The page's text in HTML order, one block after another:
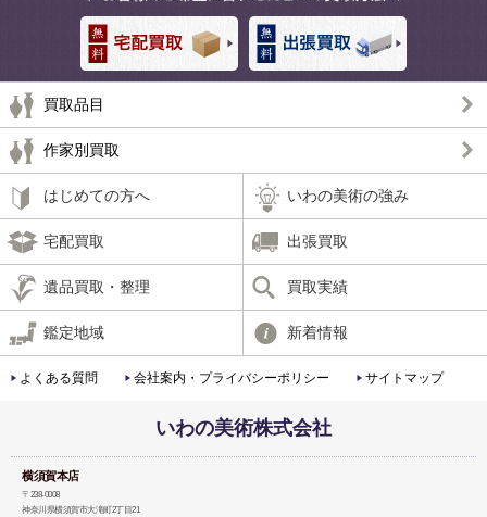
買取品目
作家別買取
はじめての方へ いわの美術の強み
宅配買取 出張買取
遺品買取・整理 買取実績
鑑定地域 新着情報
よくある質問 会社案内・プライバシーポリシー サイトマップ
いわの美術株式会社
横須賀本店
〒238-0008
神奈川県横須賀市大滝町2丁目21